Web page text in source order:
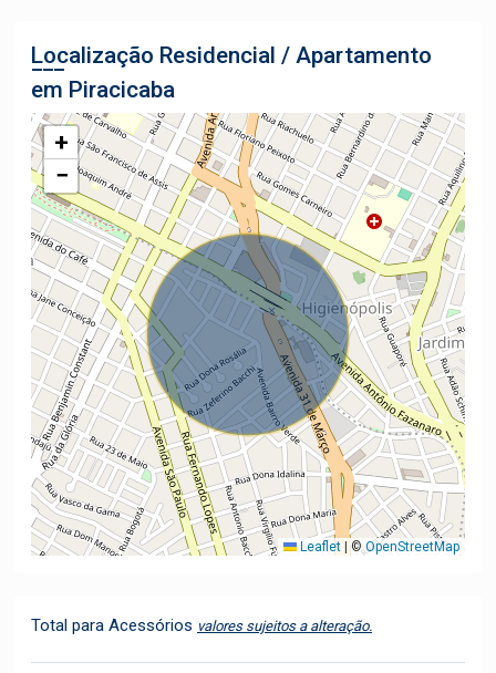
Localização Residencial / Apartamento
em Piracicaba
+
−
Leaflet ©OpenStreetMap
Total para Acessórios valores sujeitos a alteração.